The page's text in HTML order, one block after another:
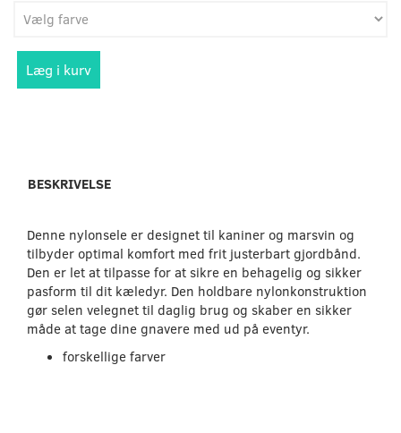
Læg i kurv
BESKRIVELSE
Denne nylonsele er designet til kaniner og marsvin og
tilbyder optimal komfort med frit justerbart gjordbånd.
Den er let at tilpasse for at sikre en behagelig og sikker
pasform til dit kæledyr. Den holdbare nylonkonstruktion
gør selen velegnet til daglig brug og skaber en sikker
måde at tage dine gnavere med ud på eventyr.
forskellige farver